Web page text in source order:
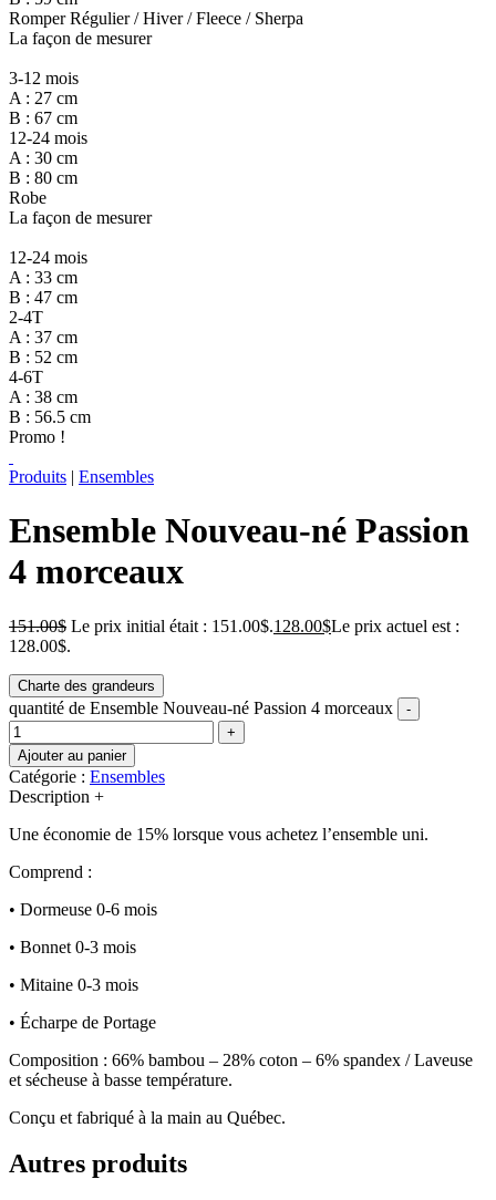
Romper Régulier / Hiver / Fleece / Sherpa
La façon de mesurer
3-12 mois
A : 27 cm
B : 67 cm
12-24 mois
A : 30 cm
B : 80 cm
Robe
La façon de mesurer
12-24 mois
A : 33 cm
B : 47 cm
2-4T
A : 37 cm
B : 52 cm
4-6T
A : 38 cm
B : 56.5 cm
Promo !
Produits | Ensembles
Ensemble Nouveau-né Passion
4 morceaux
151.00$ Le prix initial était : 151.00$.128.00$Le prix actuel est :
128.00$.
Charte des grandeurs
quantité de Ensemble Nouveau-né Passion 4 morceaux
-
+
Ajouter au panier
Catégorie : Ensembles
Description +
Une économie de 15% lorsque vous achetez l’ensemble uni.
Comprend :
• Dormeuse 0-6 mois
• Bonnet 0-3 mois
• Mitaine 0-3 mois
• Écharpe de Portage
Composition : 66% bambou – 28% coton – 6% spandex / Laveuse
et sécheuse à basse température.
Conçu et fabriqué à la main au Québec.
Autres produits